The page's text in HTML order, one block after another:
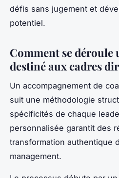
défis sans jugement et
potentiel.
Comment se déroule
destiné aux cadres
Un accompagnement de
suit une méthodologie
spécificités de chaque
personnalisée garantit des
transformation authentique
management.